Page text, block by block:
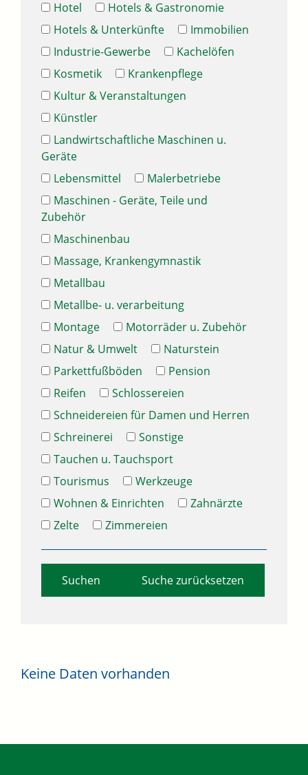
Hotel
Hotels & Gastronomie
Hotels & Unterkünfte
Immobilien
Industrie-Gewerbe
Kachelöfen
Kosmetik
Krankenpflege
Kultur & Veranstaltungen
Künstler
Landwirtschaftliche Maschinen u.
Geräte
Lebensmittel
Malerbetriebe
Maschinen - Geräte, Teile und
Zubehör
Maschinenbau
Massage, Krankengymnastik
Metallbau
Metallbe- u. verarbeitung
Montage
Motorräder u. Zubehör
Natur & Umwelt
Naturstein
Parkettfußböden
Pension
Reifen
Schlossereien
Schneidereien für Damen und Herren
Schreinerei
Sonstige
Tauchen u. Tauchsport
Tourismus
Werkzeuge
Wohnen & Einrichten
Zahnärzte
Zelte
Zimmereien
Suche zurücksetzen
Keine Daten vorhanden